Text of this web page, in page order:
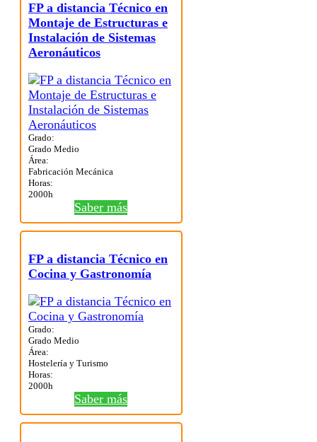
FP a distancia Técnico en
Montaje de Estructuras e
Instalación de Sistemas
Aeronáuticos
Grado:
Grado Medio
Área:
Fabricación Mecánica
Horas:
2000h
Saber más
FP a distancia Técnico en
Cocina y Gastronomía
Grado:
Grado Medio
Área:
Hostelería y Turismo
Horas:
2000h
Saber más